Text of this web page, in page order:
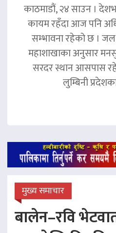
काठमाडौं, २४ साउन ।
कायम रहँदा आज पनि
सम्भावना रहेको छ । जल
महाशाखाका अनुसार
सरदर स्थान आसपास
लुम्बिनी
मुख्य समाचार
बालेन–रवि